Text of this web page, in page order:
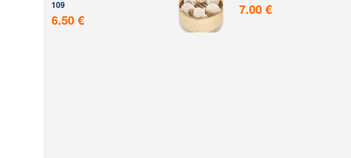
109
6.50 €
7.00 €